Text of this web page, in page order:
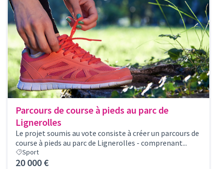
Parcours de course à pieds au parc de
Lignerolles
Le projet soumis au vote consiste à créer un parcours de
course à pieds au parc de Lignerolles - comprenant...
Sport
20 000 €